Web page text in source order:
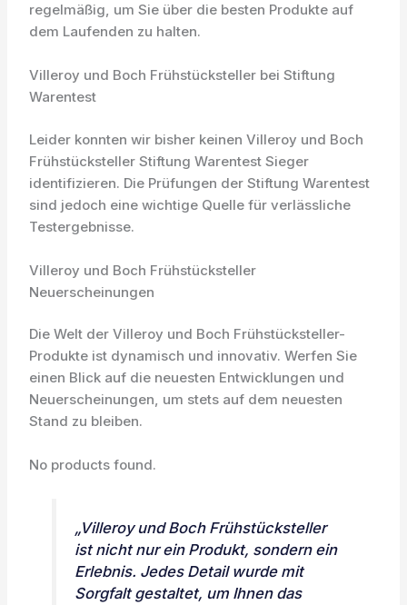
regelmäßig, um Sie über die besten Produkte auf
dem Laufenden zu halten.
Villeroy und Boch Frühstücksteller bei Stiftung
Warentest
Leider konnten wir bisher keinen Villeroy und Boch
Frühstücksteller Stiftung Warentest Sieger
identifizieren. Die Prüfungen der Stiftung Warentest
sind jedoch eine wichtige Quelle für verlässliche
Testergebnisse.
Villeroy und Boch Frühstücksteller
Neuerscheinungen
Die Welt der Villeroy und Boch Frühstücksteller-
Produkte ist dynamisch und innovativ. Werfen Sie
einen Blick auf die neuesten Entwicklungen und
Neuerscheinungen, um stets auf dem neuesten
Stand zu bleiben.
No products found.
„Villeroy und Boch Frühstücksteller
ist nicht nur ein Produkt, sondern ein
Erlebnis. Jedes Detail wurde mit
Sorgfalt gestaltet, um Ihnen das